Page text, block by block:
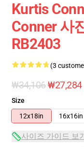
Kurtis
Conner 사
RB2403
(3
₩34,106₩27,284
Size
12x18in
16x16in
사이즈 가이드 보